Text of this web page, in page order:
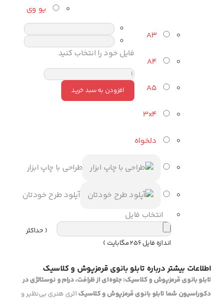
یو وی
A3
A4
A5
3x4
دلخواه
طراحی با چاپ ابزار
آپلود طرح خودتان
فایل خود را انتخاب کنید
انتخاب فایل
( حداکثر
اندازه فایل 256 مگابایت )
افزودن به سبد خرید
اطلاعات بیشتر درباره تابلو بانوی قرمزپوش و کلاسیک
تابلو بانوی قرمزپوش و کلاسیک: جلوه‌ای از ظرافت، درام و نوستالژی در
دکوراسیون شماتابلو بانوی قرمزپوش و کلاسیکاثری هنری بی‌نظیر و